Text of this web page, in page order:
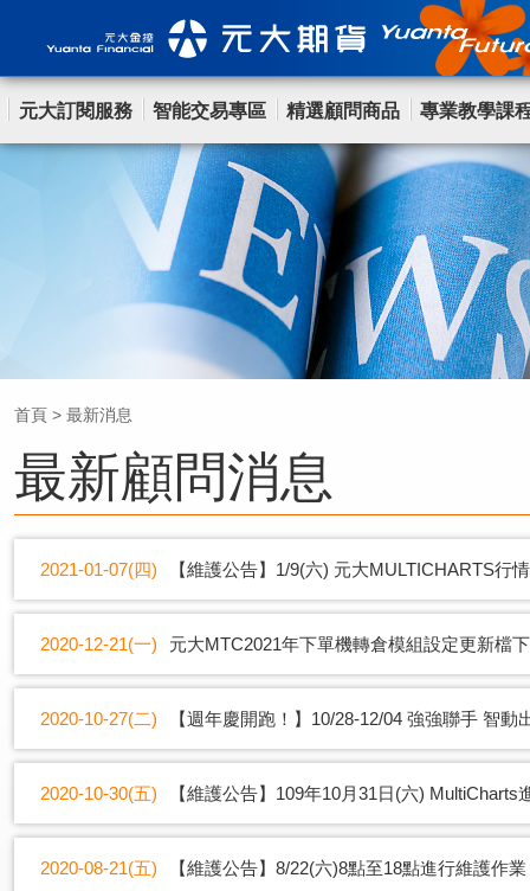
元大訂閱服務 智能交易專區 精選顧問商品 專業教學課
首頁 > 最新消息
最新顧問消息
2021-01-07(四) 【維護公告】1/9(六) 元大MULTICHARTS行
2020-12-21(一) 元大MTC2021年下單機轉倉模組設定更新檔
2020-10-27(二) 【週年慶開跑！】10/28-12/04 強強聯手 智動
2020-10-30(五) 【維護公告】109年10月31日(六)
2020-08-21(五) 【維護公告】8/22(六)8點至18點進行維護作業